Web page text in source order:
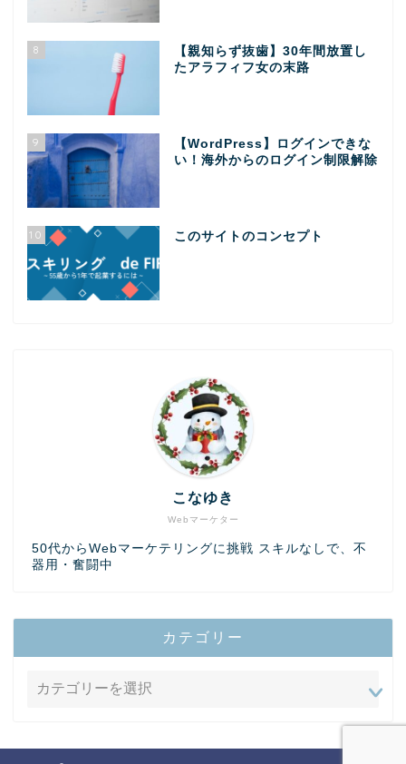
8
【親知らず抜歯】30年間放置し
たアラフィフ女の末路
9
【WordPress】ログインできな
い！海外からのログイン制限解除
10 このサイトのコンセプト
Webマーケター
こなゆき
50代からWebマーケテリングに挑戦 スキルなしで、不
器用・奮闘中
カテゴリー